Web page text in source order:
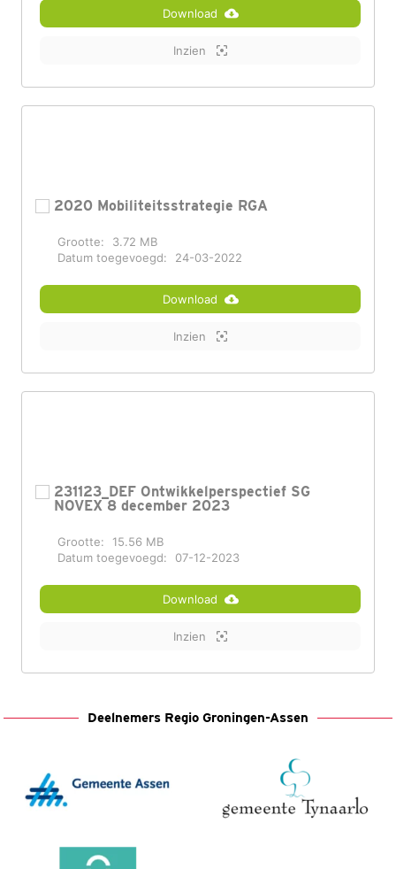
Download
Inzien
2020 Mobiliteitsstrategie RGA
Grootte:
3.72 MB
Datum toegevoegd:
24-03-2022
Download
Inzien
231123_DEF Ontwikkelperspectief SG
NOVEX 8 december 2023
Grootte:
15.56 MB
Datum toegevoegd:
07-12-2023
Download
Inzien
Deelnemers Regio Groningen-Assen